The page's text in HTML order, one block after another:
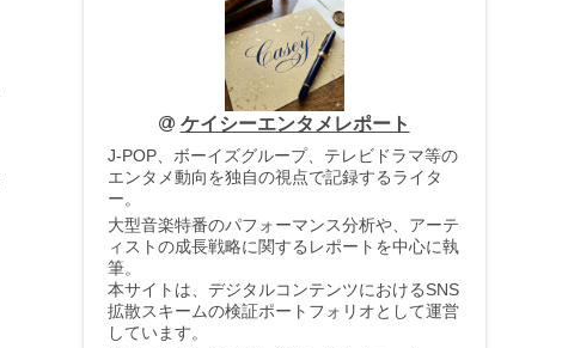
ケイシーエンタメレポート
J-POP、ボーイズグループ、テレビドラマ等の
エンタメ動向を独自の視点で記録するライタ
ー。
大型音楽特番のパフォーマンス分析や、アーテ
ィストの成長戦略に関するレポートを中心に執
筆。
本サイトは、デジタルコンテンツにおけるSNS
拡散スキームの検証ポートフォリオとして運営
しています。